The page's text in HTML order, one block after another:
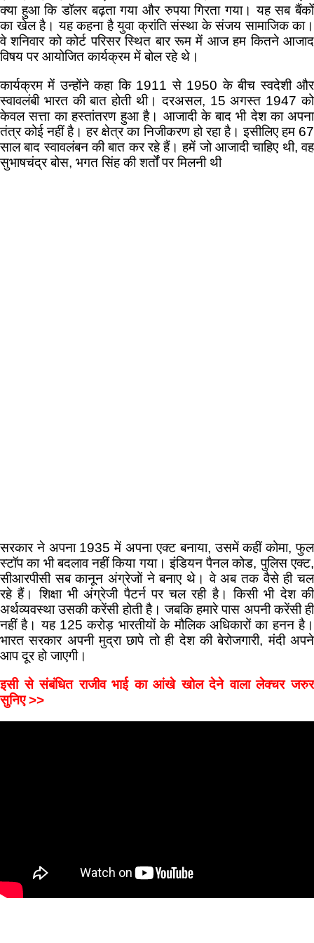
क्या हुआ कि डॉलर बढ़ता गया और रुपया गिरता गया। यह सब बैंकों
का खेल है। यह कहना है युवा क्रांति संस्था के संजय सामाजिक का।
वे शनिवार को कोर्ट परिसर स्थित बार रूम में आज हम कितने आजाद
विषय पर आयोजित कार्यक्रम में बोल रहे थे।
कार्यक्रम में उन्होंने कहा कि 1911 से 1950 के बीच स्वदेशी और
स्वावलंबी भारत की बात होती थी। दरअसल, 15 अगस्त 1947 को
केवल सत्ता का हस्तांतरण हुआ है। आजादी के बाद भी देश का अपना
तंत्र कोई नहीं है। हर क्षेत्र का निजीकरण हो रहा है। इसीलिए हम 67
साल बाद स्वावलंबन की बात कर रहे हैं। हमें जो आजादी चाहिए थी, वह
सुभाषचंद्र बोस, भगत सिंह की शर्तों पर मिलनी थी
सरकार ने अपना 1935 में अपना एक्ट बनाया, उसमें कहीं कोमा, फुल
स्टॉप का भी बदलाव नहीं किया गया। इंडियन पैनल कोड, पुलिस एक्ट,
सीआरपीसी सब कानून अंग्रेजों ने बनाए थे। वे अब तक वैसे ही चल
रहे हैं। शिक्षा भी अंग्रेजी पैटर्न पर चल रही है। किसी भी देश की
अर्थव्यवस्था उसकी करेंसी होती है। जबकि हमारे पास अपनी करेंसी ही
नहीं है। यह 125 करोड़ भारतीयों के मौलिक अधिकारों का हनन है।
भारत सरकार अपनी मुद्रा छापे तो ही देश की बेरोजगारी, मंदी अपने
आप दूर हो जाएगी।
इसी से संबंधित राजीव भाई का आंखे खोल देने वाला लेक्चर जरुर
सुनिए >>